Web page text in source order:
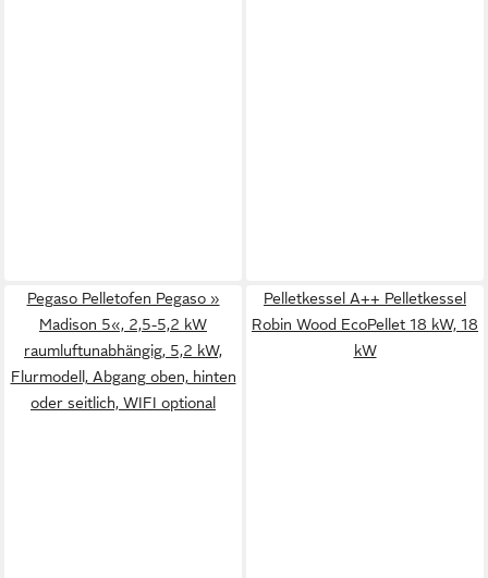
Pegaso Pelletofen Pegaso »
Madison 5«, 2,5-5,2 kW
raumluftunabhängig, 5,2 kW,
Flurmodell, Abgang oben, hinten
oder seitlich, WIFI optional
Pelletkessel A++ Pelletkessel
Robin Wood EcoPellet 18 kW, 18
kW